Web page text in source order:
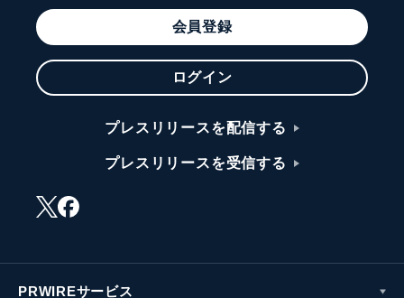
会員登録
ログイン
プレスリリースを配信する
プレスリリースを受信する
PRWIREサービス